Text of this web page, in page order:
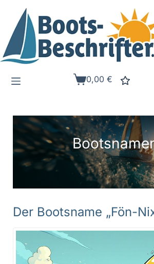
Inhalt
springen
Warenkorb
0,00€
Der Bootsname „Fön-